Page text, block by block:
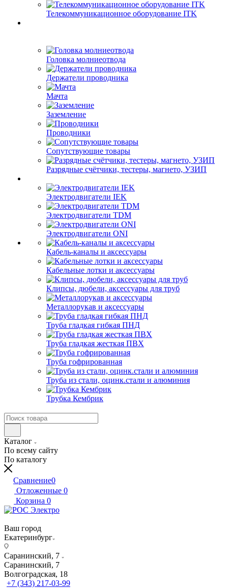
Телекоммуникационное оборудование ITK
Головка молниеотвода
Держатели проводника
Мачта
Заземление
Проводники
Сопутствующие товары
Разрядные счётчики, тестеры, магнето, УЗИП
Электродвигатели IEK
Электродвигатели TDM
Электродвигатели ONI
Кабель-каналы и аксессуары
Кабельные лотки и аксессуары
Клипсы, дюбели, аксессуары для труб
Металлорукав и аксессуары
Труба гладкая гибкая ПНД
Труба гладкая жесткая ПВХ
Труба гофрированная
Труба из стали, оцинк.стали и алюминия
Трубка Кембрик
Каталог
По всему сайту
По каталогу
Сравнение0
Отложенные 0
Корзина 0
Ваш город
Екатеринбург
Саранинский, 7
Саранинский, 7
Волгоградская, 18
+7 (343) 217-03-99